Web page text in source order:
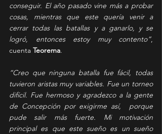
conseguir. El año pasado vine más a probar
cosas, mientras que este quería venir a
cerrar todas las batallas y a ganarlo, y se
logró, entonces estoy muy contento”,
cuenta Teorema.
“Creo que ninguna batalla fue fácil, todas
tuvieron aristas muy variables. Fue un torneo
difícil. Fue hermoso y agradezco a la gente
de Concepción por exigirme así,  porque
pude salir más fuerte. Mi motivación
principal es que este sueño es un sueño